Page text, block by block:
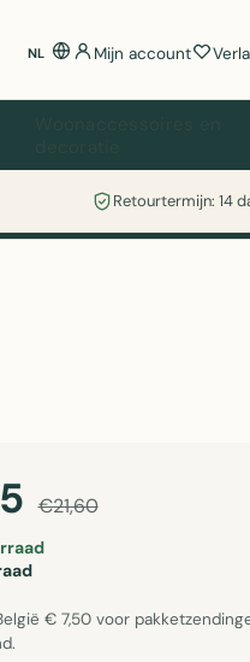
NL Mijn account
Retourtermijn: 14
€21,60
€ 7,50 voor